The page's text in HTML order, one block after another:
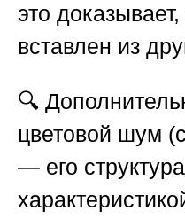
это
вставлен из
🔍
цветовой шум
— его